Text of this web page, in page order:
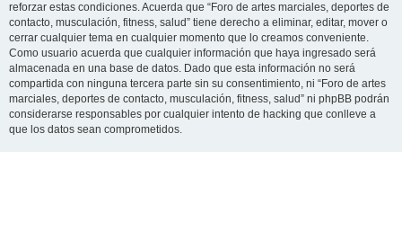
reforzar estas condiciones. Acuerda que “Foro de artes marciales, deportes de
contacto, musculación, fitness, salud” tiene derecho a eliminar, editar, mover o
cerrar cualquier tema en cualquier momento que lo creamos conveniente.
Como usuario acuerda que cualquier información que haya ingresado será
almacenada en una base de datos. Dado que esta información no será
compartida con ninguna tercera parte sin su consentimiento, ni “Foro de artes
marciales, deportes de contacto, musculación, fitness, salud” ni phpBB podrán
considerarse responsables por cualquier intento de hacking que conlleve a
que los datos sean comprometidos.